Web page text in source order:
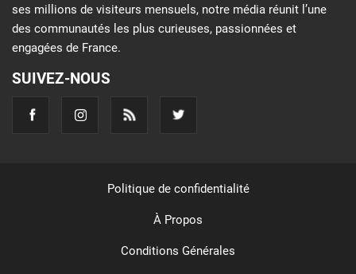
ses millions de visiteurs mensuels, notre média réunit l’une
des communautés les plus curieuses, passionnées et
engagées de France.
SUIVEZ-NOUS
Politique de confidentialité
À Propos
Conditions Générales